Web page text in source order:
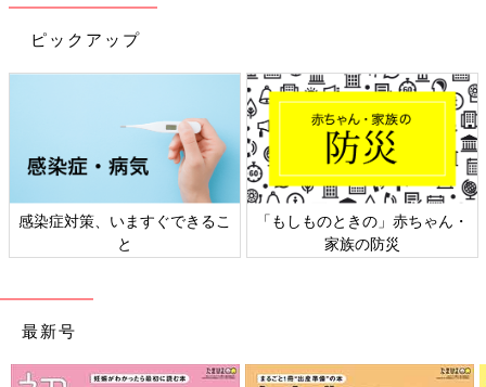
ピックアップ
感染症対策、いますぐできるこ
と
「もしものときの」赤ちゃん・
家族の防災
最新号